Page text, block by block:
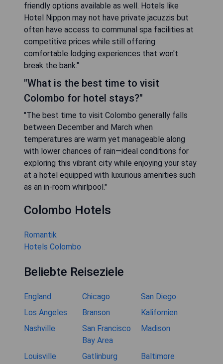
friendly options available as well. Hotels like
Hotel Nippon may not have private jacuzzis but
often have access to communal spa facilities at
competitive prices while still offering
comfortable lodging experiences that won't
break the bank."
"What is the best time to visit
Colombo for hotel stays?"
"The best time to visit Colombo generally falls
between December and March when
temperatures are warm yet manageable along
with lower chances of rain—ideal conditions for
exploring this vibrant city while enjoying your stay
at a hotel equipped with luxurious amenities such
as an in-room whirlpool."
Colombo Hotels
Romantik
Hotels Colombo
Beliebte Reiseziele
England Chicago
San Diego
Los Angeles
Branson
Kalifornien
Nashville
San Francisco
Bay Area
Madison
Louisville Gatlinburg Baltimore